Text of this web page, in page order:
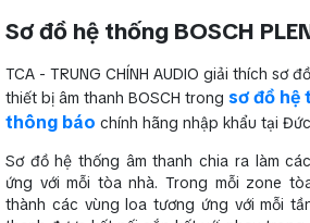
Sơ đồ hệ thống BOSCH
TCA - TRUNG CHÍNH AUDIO giải thích sơ
thiết bị âm thanh BOSCH trong sơ đồ hệ
thông báo chính hãng nhập khẩu tại
Sơ đồ hệ thống âm thanh chia ra làm
ứng với mỗi tòa nhà. Trong mỗi zone
thành các vùng loa tương ứng với mỗi